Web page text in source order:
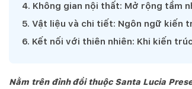
4. Không gian nội thất: Mở rộng tầm
5. Vật liệu và chi tiết: Ngôn ngữ kiến
6. Kết nối với thiên nhiên: Khi kiến
Nằm trên đỉnh đồi thuộc Santa Lucia